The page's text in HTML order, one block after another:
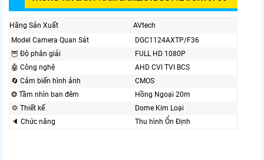
Hãng Sản Xuất
AVtech
Model Camera Quan Sát
DGC1124AXTP/F36
🦉 Độ phân giải
FULL HD 1080P
🤖️ Công nghệ
AHD CVI TVI BCS
🔄 Cảm biến hình ảnh
CMOS
❂ Tầm nhìn ban đêm
Hồng Ngoại 20m
💢 Thiết kế
Dome Kim Loại
🔈 Chức năng
Thu hình Ổn Định